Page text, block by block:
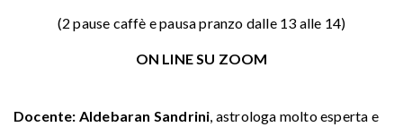
(2 pause caffè e pausa pranzo dalle 13 alle 14)
ON LINE SU ZOOM
Docente: Aldebaran Sandrini, astrologa molto esperta e